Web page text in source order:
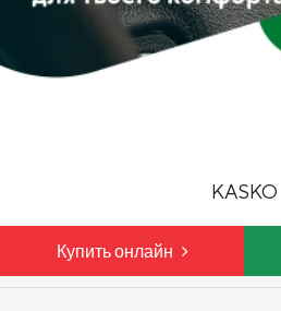
KASKO
Купить онлайн